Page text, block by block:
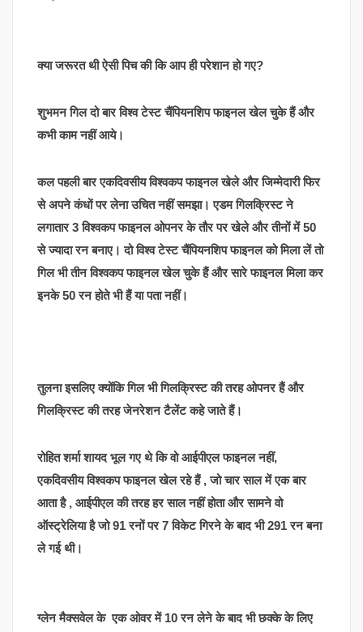
क्या जरूरत थी ऐसी पिच की कि आप ही परेशान हो गए?
शुभमन गिल दो बार विश्व टेस्ट चैंपियनशिप फाइनल खेल चुके हैं और
कभी काम नहीं आये।
कल पहली बार एकदिवसीय विश्वकप फाइनल खेले और जिम्मेदारी फिर
से अपने कंधों पर लेना उचित नहीं समझा। एडम गिलक्रिस्ट ने
लगातार 3 विश्वकप फाइनल ओपनर के तौर पर खेले और तीनों में 50
से ज्यादा रन बनाए। दो विश्व टेस्ट चैंपियनशिप फाइनल को मिला लें तो
गिल भी तीन विश्वकप फाइनल खेल चुके हैं और सारे फाइनल मिला कर
इनके 50 रन होते भी हैं या पता नहीं।
तुलना इसलिए क्योंकि गिल भी गिलक्रिस्ट की तरह ओपनर हैं और
गिलक्रिस्ट की तरह जेनरेशन टैलेंट कहे जाते हैं।
रोहित शर्मा शायद भूल गए थे कि वो आईपीएल फाइनल नहीं,
एकदिवसीय विश्वकप फाइनल खेल रहे हैं , जो चार साल में एक बार
आता है , आईपीएल की तरह हर साल नहीं होता और सामने वो
ऑस्ट्रेलिया है जो 91 रनों पर 7 विकेट गिरने के बाद भी 291 रन बना
ले गई थी।
ग्लेन मैक्सवेल के एक ओवर में 10 रन लेने के बाद भी छक्के के लिए